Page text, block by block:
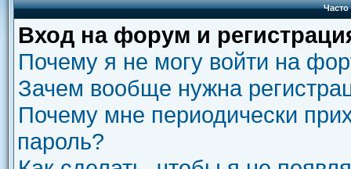
Вход на форум и
Почему я не могу войти на
Зачем вообще нужна
Почему мне периодически
пароль?